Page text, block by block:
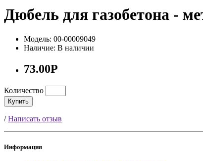
Дюбель для газобетона -
Модель: 00-00009049
Наличие: В наличии
73.00Р
Количество
Купить
/Написать отзыв
Информация